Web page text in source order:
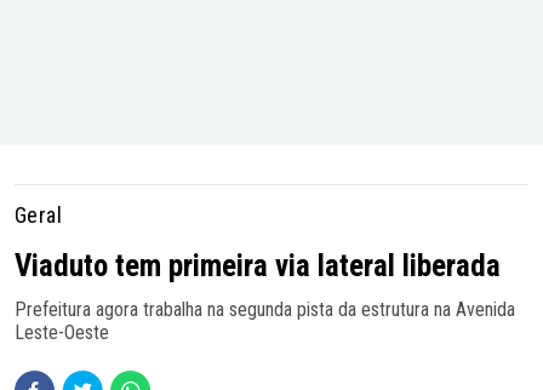
Geral
Viaduto tem primeira via lateral liberada
Prefeitura agora trabalha na segunda pista da estrutura na Avenida
Leste-Oeste